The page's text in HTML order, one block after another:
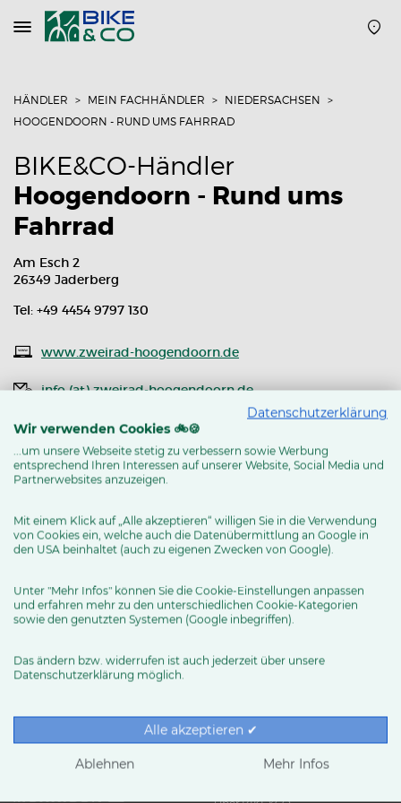
Navigation
öffnen
HÄNDLER MEIN FACHHÄNDLER
NIEDERSACHSEN
HOOGENDOORN - RUND UMS FAHRRAD
BIKE&CO-Händler
Hoogendoorn - Rund ums
Fahrrad
Am Esch 2
26349 Jaderberg
Tel: +49 4454 9797 130
www.zweirad-hoogendoorn.de
info (at) zweirad-hoogendoorn.de
Routenplaner
MEHR ERFAHREN
News & Trends
Ratgeber
Datenschutzerklärung
Wir verwenden Cookies 🚲🍪
...um unsere Webseite stetig zu verbessern sowie Werbung
entsprechend Ihren Interessen auf unserer Website, Social Media und
Partnerwebsites anzuzeigen.
Mit einem Klick auf „Alle akzeptieren“ willigen Sie in die Verwendung
von Cookies ein, welche auch die Datenübermittlung an Google in
den USA beinhaltet (auch zu eigenen Zwecken von Google).
Unter "Mehr Infos" können Sie die Cookie-Einstellungen anpassen
und erfahren mehr zu den unterschiedlichen Cookie-Kategorien
sowie den genutzten Systemen (Google inbegriffen).
Das ändern bzw. widerrufen ist auch jederzeit über unsere
Datenschutzerklärung möglich.
Alle akzeptieren ✔
Ablehnen Mehr Infos